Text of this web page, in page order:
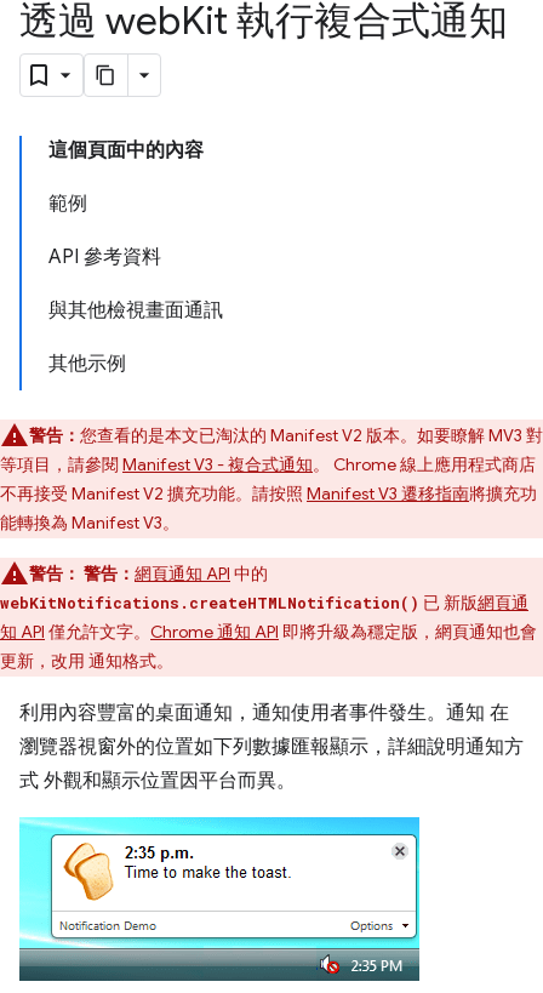
透過 webKit 執行複合式通知
這個頁面中的內容
範例
API 參考資料
與其他檢視畫面通訊
其他示例
警告： 您查看的是本文已淘汰的 Manifest V2 版本。如要瞭解 MV3 對
等項目，請參閱 Manifest V3 - 複合式通知。 Chrome 線上應用程式商店
不再接受 Manifest V2 擴充功能。請按照 Manifest V3 遷移指南將擴充功
能轉換為 Manifest V3。
警告： 警告： 網頁通知 API 中的
webKitNotifications.createHTMLNotification() 已 新版網頁通
知 API 僅允許文字。 Chrome 通知 API 即將升級為穩定版，網頁通知也會
更新，改用 通知格式。
利用內容豐富的桌面通知，通知使用者事件發生。通知 在
瀏覽器視窗外的位置如下列數據匯報顯示，詳細說明通知方
式 外觀和顯示位置因平台而異。